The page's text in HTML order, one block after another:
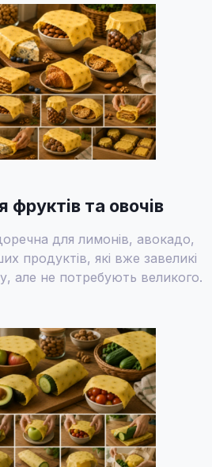
та овочів
для лимонів, авокадо,
продуктів, які вже завеликі
але не потребують великого.